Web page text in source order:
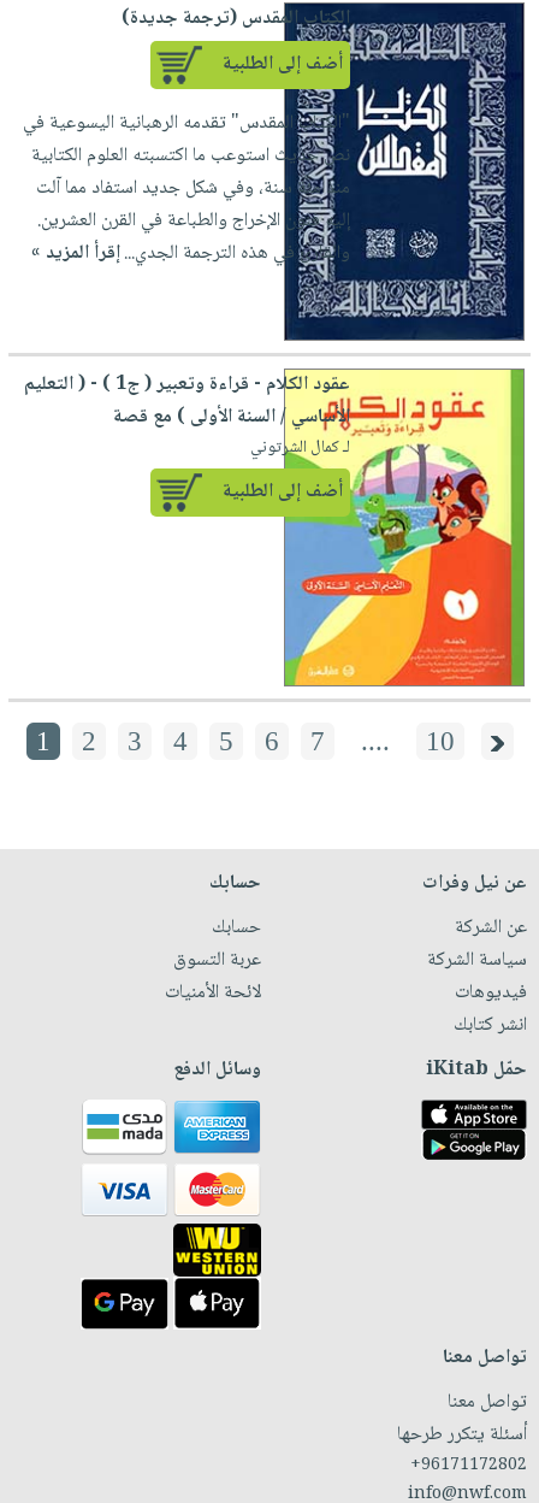
الكتاب المقدس (ترجمة جديدة)
أضف إلى الطلبية
"الكتاب المقدس" تقدمه الرهبانية اليسوعية في
نص حديث استوعب ما اكتسبته العلوم الكتابية
منذ مئة سنة، وفي شكل جديد استفاد مما آلت
إليه فنون الإخراج والطباعة في القرن العشرين.
والقارئ في هذه الترجمة الجدي...إقرأ المزيد »
عقود الكلام - قراءة وتعبير ( ج1 ) - ( التعليم
الأساسي / السنة الأولى ) مع قصة
لـ كمال الشرتوني
أضف إلى الطلبية
1 2 3 4 5 6 7 .... 10
عن نيل وفرات
عن الشركة
سياسة الشركة
فيديوهات
انشر كتابك
حسابك
حسابك
عربة التسوق
لائحة الأمنيات
حمّل iKitab وسائل الدفع
تواصل معنا
تواصل معنا
أسئلة يتكرر طرحها
+96171172802
info@nwf.com